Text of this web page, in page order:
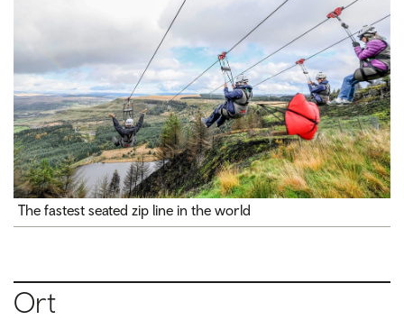
The fastest seated zip line in the world
Ort